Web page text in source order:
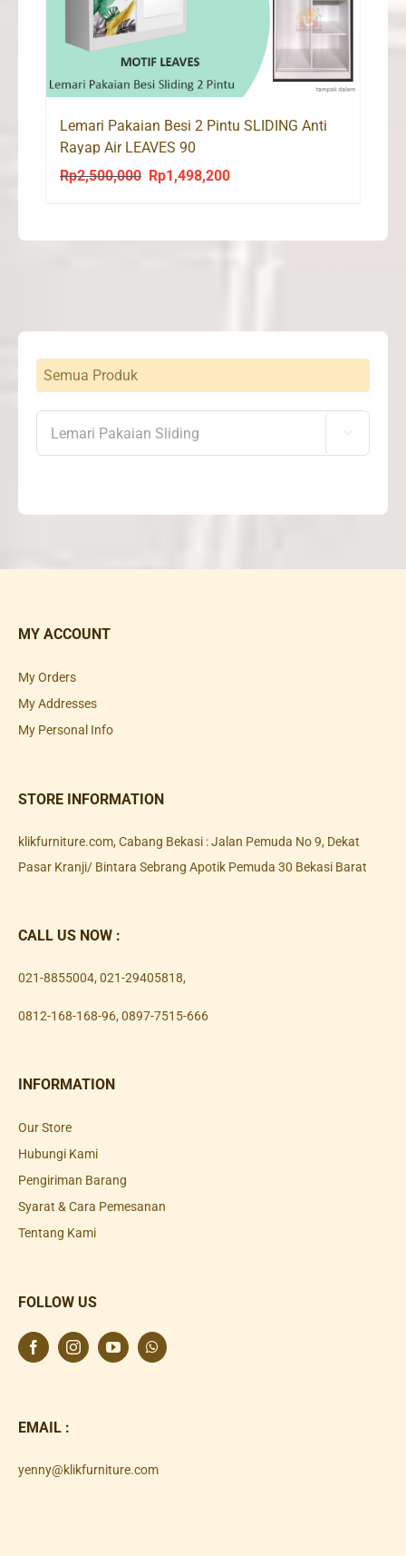
Lemari Pakaian Besi 2 Pintu SLIDING Anti
Rayap Air LEAVES 90
Rp2,500,000
Original
Rp1,498,200Current
Semua Produk

MY ACCOUNT
My Orders
My Addresses
My Personal Info
STORE INFORMATION
klikfurniture.com, Cabang Bekasi : Jalan Pemuda No 9, Dekat
Pasar Kranji/ Bintara Sebrang Apotik Pemuda 30 Bekasi Barat
CALL US NOW :
021-8855004, 021-29405818,
0812-168-168-96, 0897-7515-666
INFORMATION
Our Store
Hubungi Kami
Pengiriman Barang
Syarat & Cara Pemesanan
Tentang Kami
FOLLOW US
EMAIL :
yenny@klikfurniture.com